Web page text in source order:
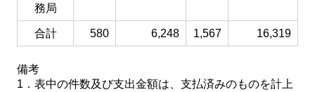
務局
合計 580 6,248 1,567 16,319
備考
1．表中の件数及び支出金額は、支払済みのものを計上